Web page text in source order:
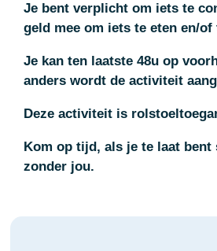
Je bent verplicht om iets te
geld mee om iets te eten en/of
Je kan ten laatste 48u op
anders wordt de activiteit
Deze activiteit is
Kom op tijd, als je te laat
zonder jou.